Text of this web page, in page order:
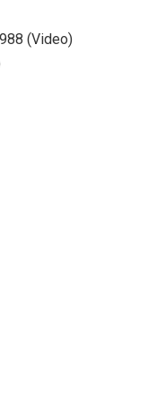
(Video)